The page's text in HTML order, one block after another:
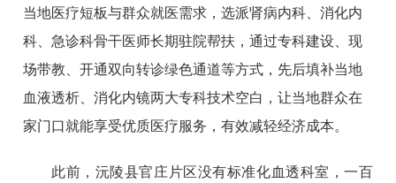
当地医疗短板与群众就医需求，选派肾病内科、消化内
科、急诊科骨干医师长期驻院帮扶，通过专科建设、现
场带教、开通双向转诊绿色通道等方式，先后填补当地
血液透析、消化内镜两大专科技术空白，让当地群众在
家门口就能享受优质医疗服务，有效减轻经济成本。
此前，沅陵县官庄片区没有标准化血透科室，一百